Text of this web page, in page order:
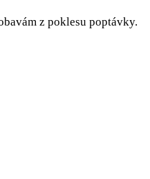
z poklesu poptávky.